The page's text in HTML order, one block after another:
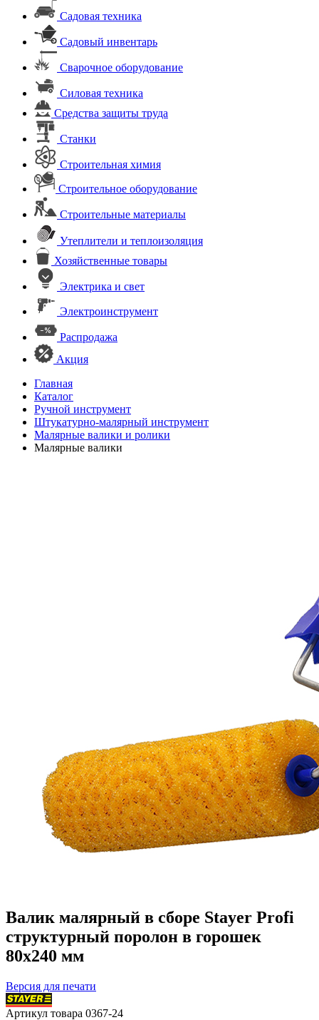
Садовая техника
Садовый инвентарь
Сварочное оборудование
Силовая техника
Средства защиты труда
Станки
Строительная химия
Строительное оборудование
Строительные материалы
Утеплители и теплоизоляция
Хозяйственные товары
Электрика и свет
Электроинструмент
Распродажа
Акция
Главная
Каталог
Ручной инструмент
Штукатурно-малярный инструмент
Малярные валики и ролики
Малярные валики
Валик малярный в сборе Stayer Profi
структурный поролон в горошек
80x240 мм
Версия для печати
Артикул товара 0367-24